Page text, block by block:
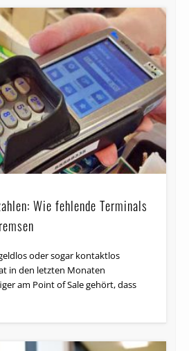
Wie fehlende Terminals
oder sogar kontaktlos
in den letzten Monaten
am Point of Sale gehört, dass